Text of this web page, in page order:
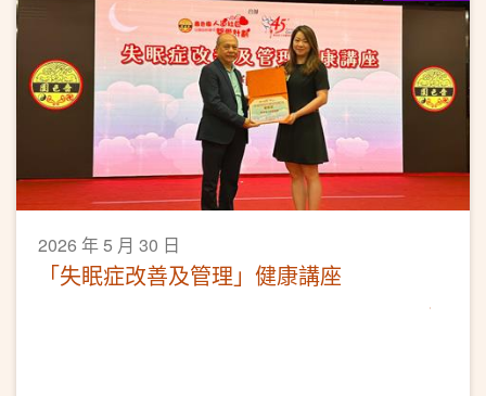
2026 年 5 月 30 日
「失眠症改善及管理」健康講座